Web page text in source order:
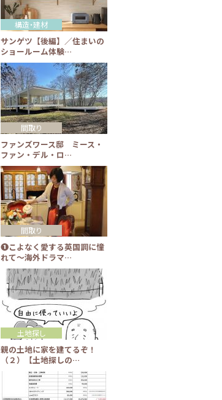
サンゲツ【後編】／住まいの
ショールーム体験…
構造・建材
ファンズワース邸 ミース・
ファン・デル・ロ…
間取り
❶こよなく愛する英国調に憧
れて～海外ドラマ…
間取り
親の土地に家を建てるぞ！
（２）【土地探しの…
土地探し